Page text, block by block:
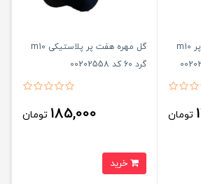
گل مهره پلاستیکی هفت پر m10
تومان
گل مهره هفت پر پلاستیکی m10
گرد 60 کد 00202558
185,000 تومان